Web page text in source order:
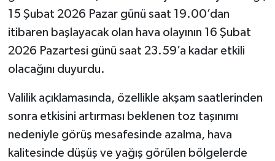
15 Şubat 2026 Pazar günü saat 19.00’dan
itibaren başlayacak olan hava olayının 16 Şubat
2026 Pazartesi günü saat 23.59’a kadar etkili
olacağını duyurdu.
Valilik açıklamasında, özellikle akşam saatlerinden
sonra etkisini artırması beklenen toz taşınımı
nedeniyle görüş mesafesinde azalma, hava
kalitesinde düşüş ve yağış görülen bölgelerde